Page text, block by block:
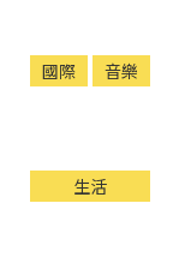
國際 音樂
生活